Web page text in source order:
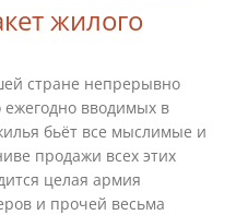
жилого
стране непрерывно
ежегодно вводимых в
бьёт все мыслимые и
продажи всех этих
целая армия
и прочей весьма